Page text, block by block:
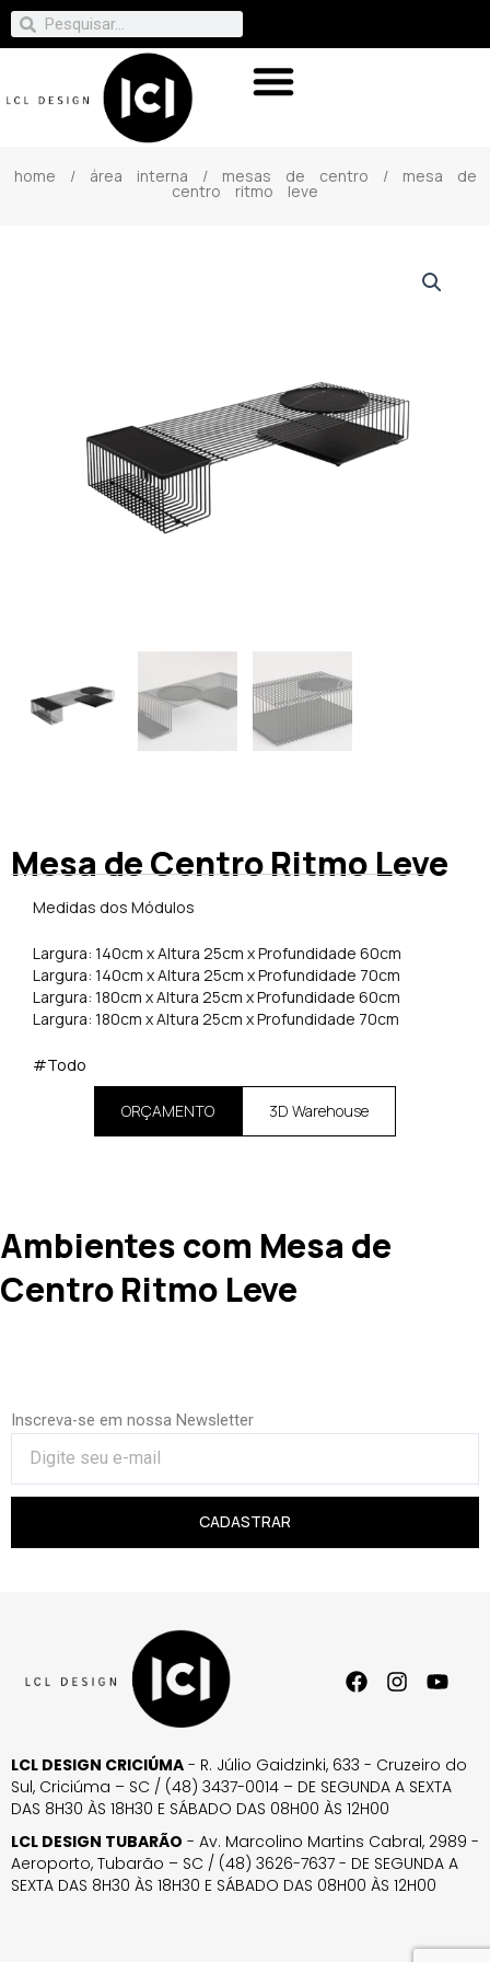
home / área interna / mesas de centro / mesa de
centro ritmo leve
Mesa de Centro Ritmo Leve
Medidas dos Módulos
Largura: 140cm x Altura 25cm x Profundidade 60cm
Largura: 140cm x Altura 25cm x Profundidade 70cm
Largura: 180cm x Altura 25cm x Profundidade 60cm
Largura: 180cm x Altura 25cm x Profundidade 70cm
#Todo
ORÇAMENTO 3D Warehouse
Ambientes com Mesa de
Centro Ritmo Leve
Inscreva-se em nossa Newsletter
CADASTRAR
LCL DESIGN CRICIÚMA - R. Júlio Gaidzinki, 633 - Cruzeiro do
Sul, Criciúma – SC / (48) 3437-0014 – DE SEGUNDA A SEXTA
DAS 8H30 ÀS 18H30 E SÁBADO DAS 08H00 ÀS 12H00
LCL DESIGN TUBARÃO - Av. Marcolino Martins Cabral, 2989 -
Aeroporto, Tubarão – SC / (48) 3626-7637 - DE SEGUNDA A
SEXTA DAS 8H30 ÀS 18H30 E SÁBADO DAS 08H00 ÀS 12H00